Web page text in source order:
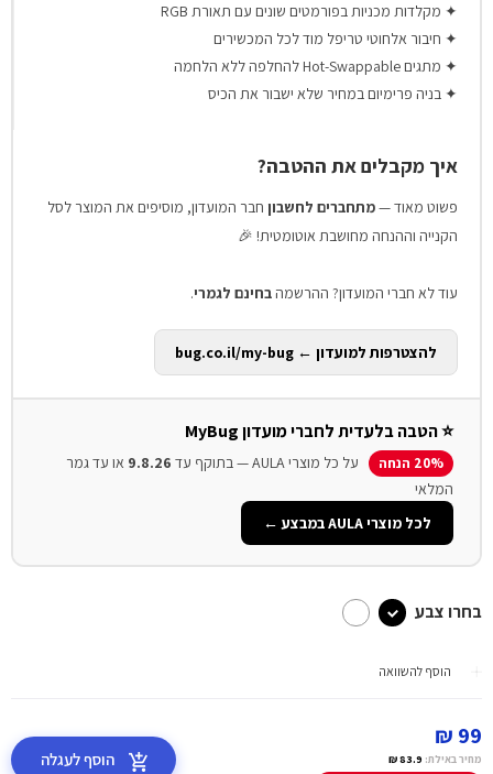
✦ מקלדות מכניות בפורמטים שונים עם תאורת RGB
✦ חיבור אלחוטי טריפל מוד לכל המכשירים
✦ מתגים Hot-Swappable להחלפה ללא הלחמה
✦ בניה פרימיום במחיר שלא ישבור את הכיס
איך מקבלים את ההטבה?
פשוט מאוד —מתחברים לחשבון חבר המועדון, מוסיפים את המוצר לסל
הקנייה וההנחה מחושבת אוטומטית! 🎉
עוד לא חברי המועדון? ההרשמהבחינם לגמרי.
להצטרפות למועדון ← bug.co.il/my-bug
⭐ הטבה בלעדית לחברי מועדון MyBug
20% הנחה על כל מוצרי AULA — בתוקף עד 9.8.26 או עד גמר
המלאי
לכל מוצרי AULA במבצע ←
בחרו צבע
הוסף להשוואה
99 ₪
מחיר באילת: 83.9 ₪ הוסף לעגלה